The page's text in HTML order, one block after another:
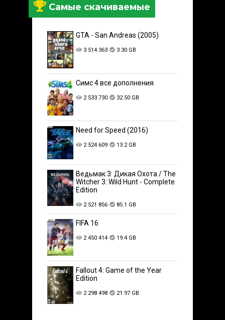
Самые скачиваемые
GTA - San Andreas (2005)
3 514 363 3.30 GB
Симс 4 все дополнения
2 533 730 32.50 GB
Need for Speed (2016)
2 524 609 13.2 GB
Ведьмак 3: Дикая Охота / The
Witcher 3: Wild Hunt - Complete
Edition
2 521 856 85.1 GB
FIFA 16
2 450 414 19.4 GB
Fallout 4: Game of the Year
Edition
2 298 498 21.97 GB